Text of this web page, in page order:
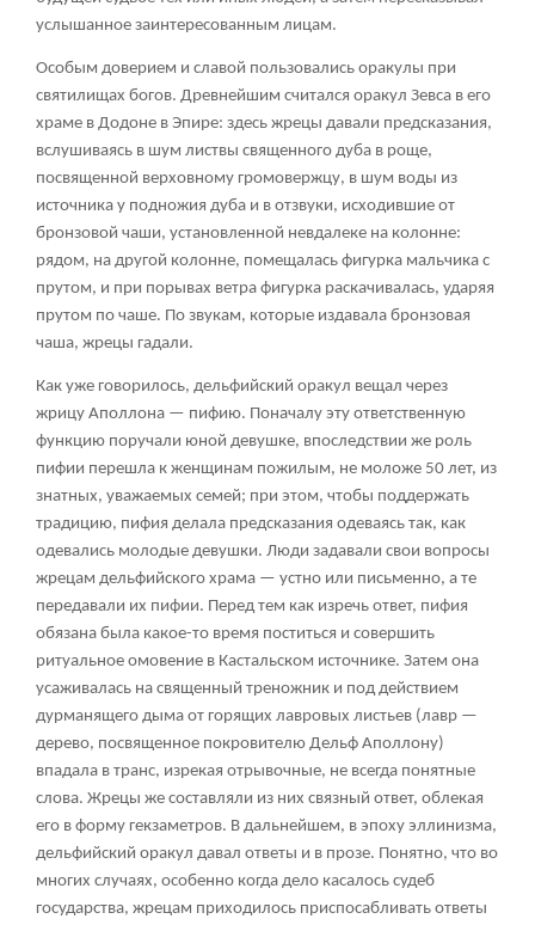
услышанное заинтересованным лицам.
Особым доверием и славой пользовались оракулы при
святилищах богов. Древнейшим считался оракул Зевса в его
храме в Додоне в Эпире: здесь жрецы давали предсказания,
вслушиваясь в шум листвы священного дуба в роще,
посвященной верховному громовержцу, в шум воды из
источника у подножия дуба и в отзвуки, исходившие от
бронзовой чаши, установленной невдалеке на колонне:
рядом, на другой колонне, помещалась фигурка мальчика с
прутом, и при порывах ветра фигурка раскачивалась, ударяя
прутом по чаше. По звукам, которые издавала бронзовая
чаша, жрецы гадали.
Как уже говорилось, дельфийский оракул вещал через
жрицу Аполлона — пифию. Поначалу эту ответственную
функцию поручали юной девушке, впоследствии же роль
пифии перешла к женщинам пожилым, не моложе 50 лет, из
знатных, уважаемых семей; при этом, чтобы поддержать
традицию, пифия делала предсказания одеваясь так, как
одевались молодые девушки. Люди задавали свои вопросы
жрецам дельфийского храма — устно или письменно, а те
передавали их пифии. Перед тем как изречь ответ, пифия
обязана была какое-то время поститься и совершить
ритуальное омовение в Кастальском источнике. Затем она
усаживалась на священный треножник и под действием
дурманящего дыма от горящих лавровых листьев (лавр —
дерево, посвященное покровителю Дельф Аполлону)
впадала в транс, изрекая отрывочные, не всегда понятные
слова. Жрецы же составляли из них связный ответ, облекая
его в форму гекзаметров. В дальнейшем, в эпоху эллинизма,
дельфийский оракул давал ответы и в прозе. Понятно, что во
многих случаях, особенно когда дело касалось судеб
государства, жрецам приходилось приспосабливать ответы